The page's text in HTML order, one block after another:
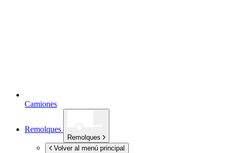
Camiones
Remolques
Remolques
Volver al menú principal